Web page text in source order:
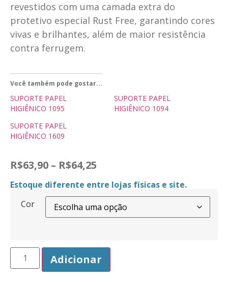
revestidos com uma camada extra do
protetivo especial Rust Free, garantindo cores
vivas e brilhantes, além de maior resistência
contra ferrugem.
Você também pode gostar...
SUPORTE PAPEL
HIGIÊNICO 1095
SUPORTE PAPEL
HIGIÊNICO 1094
SUPORTE PAPEL
HIGIÊNICO 1609
R$63,90 – R$64,25
Estoque diferente entre lojas físicas e site.
Cor
Adicionar